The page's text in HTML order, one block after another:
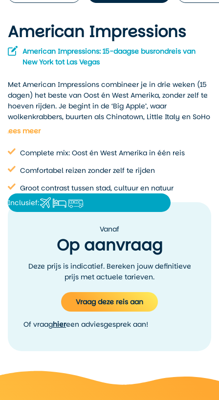
American Impressions
American Impressions: 15-daagse busrondreis van
New York tot Las Vegas
Met American Impressions combineer je in drie weken (15
dagen) het beste van Oost én West Amerika, zonder zelf te
hoeven rijden. Je begint in de ‘Big Apple’, waar
wolkenkrabbers, buurten als Chinatown, Little Italy en SoHo
en het gevoel van een enorme wereldstad op je wachten.
de watervallen vanNiagara Falls , met onderweg
schilderachtige landschappen en een vleugje rust in de
regio van de Finger Lakes.
Vervolgens ontdek je het vlakke boerenland van
Pennsylvania, met een stop in het rustige gebied van de
Amish, een stevige tegenhanger van de stadsdrukte. Dan
monumenten, musea en regeringsgebouwen.
Na dit oostelijke stuk vlieg je, in comfort geregeld door de
San Francisco met zijn kabeltrams, steile straten en
culturele mengeling, de ruige kust van Monterey met de
17-Mile Drive, en later de indrukwekkende natuur van
Yosemite National Park en de uitgedroogde landschappen
van Death Valley National Park. De reis eindigt in Las Vegas,
een compleet andere wereld van lampjes, casinoshows en
Deze reis is ideaal wanneer je veel wilt zien van de USA in
afwisseling: van stedelijke energie tot kalme natuur, van
historische plekken tot moderne metropolen. Koffer in de
Lees meer
Complete mix: Oost én West Amerika in één reis
Comfortabel reizen zonder zelf te rijden
Groot contrast tussen stad, cultuur en natuur
Inclusief:
Vanaf
Op aanvraag
Deze prijs is indicatief. Bereken jouw definitieve
prijs met actuele tarieven.
Vraag deze reis aan
Of vraaghiereen adviesgesprek aan!